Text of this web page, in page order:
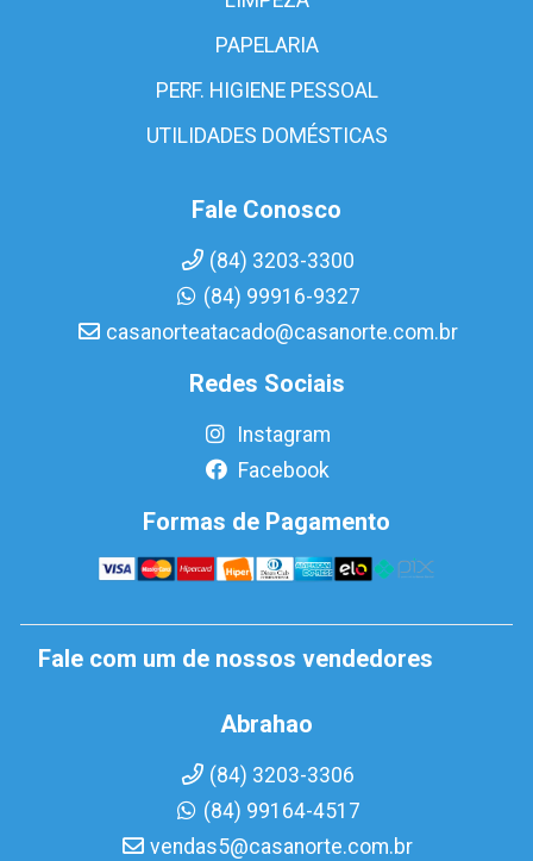
PAPELARIA
PERF. HIGIENE PESSOAL
UTILIDADES DOMÉSTICAS
Fale Conosco
(84) 3203-3300
(84) 99916-9327
casanorteatacado@casanorte.com.br
Redes Sociais
Instagram
Facebook
Formas de Pagamento
Fale com um de nossos vendedores
Abrahao
(84) 3203-3306
(84) 99164-4517
vendas5@casanorte.com.br